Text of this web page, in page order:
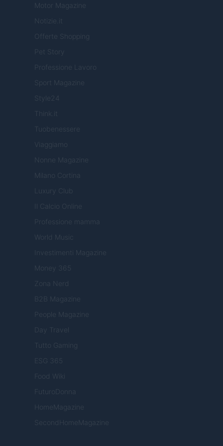
Motor Magazine
Notizie.it
Offerte Shopping
Pet Story
Professione Lavoro
Sport Magazine
Style24
Think.it
Tuobenessere
Viaggiamo
Nonne Magazine
Milano Cortina
Luxury Club
Il Calcio Online
Professione mamma
World Music
Investimenti Magazine
Money 365
Zona Nerd
B2B Magazine
People Magazine
Day Travel
Tutto Gaming
ESG 365
Food Wiki
FuturoDonna
HomeMagazine
SecondHomeMagazine